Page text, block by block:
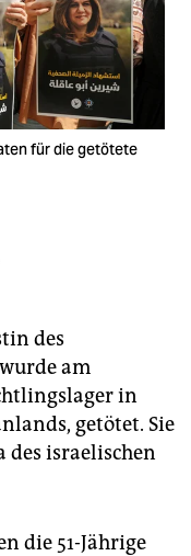
für die getötete
des
wurde am
in
getötet. Sie
des israelischen
die 51-Jährige